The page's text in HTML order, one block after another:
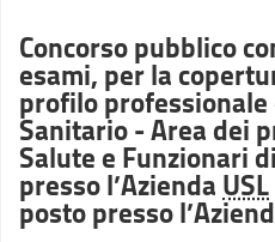
Concorso pubblico
esami, per la
profilo
Sanitario - Area dei
Salute e Funzionari
presso l’AziendaUSL
posto presso